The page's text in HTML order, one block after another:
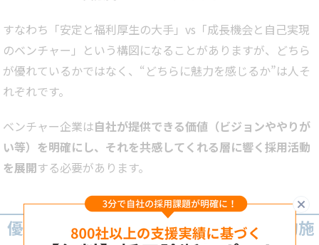
すなわち「安定と福利厚生の大手」vs「成長機会と自己実現
のベンチャー」という構図になることがありますが、どちら
が優れているかではなく、“どちらに魅力を感じるか”は人そ
れぞれです。
ベンチャー企業は自社が提供できる価値（ビジョンややりが
い等）を明確にし、それを共感してくれる層に響く採用活動
を展開する必要があります。
優秀な人材を採用するための5つの実践的施